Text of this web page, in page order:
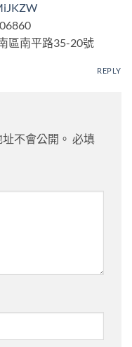
區南平路35-20號
REPLY
不會公開。 必填